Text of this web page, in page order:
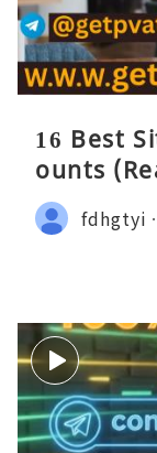
16 Best
ounts
fdhgtyi